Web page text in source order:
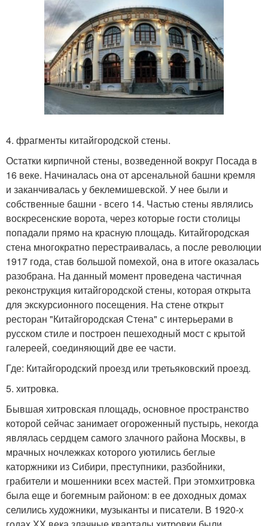
4. фрагменты китайгородской стены.
Остатки кирпичной стены, возведенной вокруг Посада в
16 веке. Начиналась она от арсенальной башни кремля
и заканчивалась у беклемишевской. У нее были и
собственные башни - всего 14. Частью стены являлись
воскресенские ворота, через которые гости столицы
попадали прямо на красную площадь. Китайгородская
стена многократно перестраивалась, а после революции
1917 года, став большой помехой, она в итоге оказалась
разобрана. На данный момент проведена частичная
реконструкция китайгородской стены, которая открыта
для экскурсионного посещения. На стене открыт
ресторан "Китайгородская Стена" с интерьерами в
русском стиле и построен пешеходный мост с крытой
галереей, соединяющий две ее части.
Где: Китайгородский проезд или третьяковский проезд.
5. хитровка.
Бывшая хитровская площадь, основное пространство
которой сейчас занимает огороженный пустырь, некогда
являлась сердцем самого злачного района Москвы, в
мрачных ночлежках которого уютились беглые
каторжники из Сибири, преступники, разбойники,
грабители и мошенники всех мастей. При этомхитровка
была еще и богемным районом: в ее доходных домах
селились художники, музыканты и писатели. В 1920-х